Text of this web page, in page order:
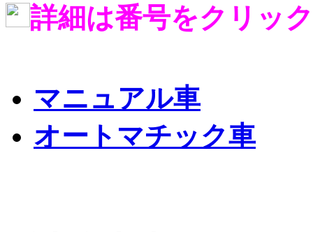
詳細は番号をクリッ
マニュアル車
オートマチック車